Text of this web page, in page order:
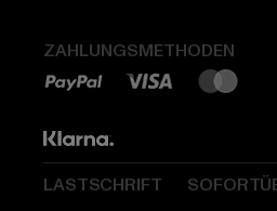
ZAHLUNGSMETHODEN
LASTSCHRIFT